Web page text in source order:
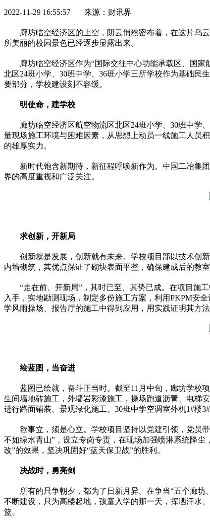
2022-11-29 16:55:57 来源：财讯界
廊坊临空经济区的上空，阴云悄然密布着，在这片乌
所美丽的校园景色已经逐步显露出来。
廊坊临空经济区作为“国际交往中心功能承载区、 国家
北区24班小学、30班中学、36班小学三所学校作为基础民
要部分，学校建设刻不容缓。
明使命，建学校
廊坊临空经济区航空物流区北区24班小学、30班中学
量现场施工环境与困难因素，从思想上动员一线施工人员
的雄厚实力。
新时代饱含新期待，新征程呼唤新作为。中国二冶集
界的高度重视和广泛关注。
求创新，开新局
创新就是发展，创新就有未来。学校项目部以技术创
内墙砌筑，其优点保证了砌块表面平整，确保建成后的教
“走在前、开新局”，其时已至、其势已成。在项目施
入手，实地勘测现场，制定多份施工方案，利用PKPM安
学风雨操场、报告厅的施工中得到应用，用实践证明其方
绘蓝图，当奋进
蓝图已绘就，奋斗正当时。截至11月中旬，廊坊学校
生间墙地砖施工，外墙岩彩漆施工，操场跑道沥青、电梯
进行路面铺装、景观绿化施工。30班中学空调室外机1#楼
欲事立，须是心立。学校项目坚持以党建引领，党员
不如绿水青山”，设立专岗专责，在现场加强喷淋系统降
改”的效果，坚决巩固好“蓝天保卫战”的胜利。
决战时，勇亮剑
所有的只争朝夕，都为了日新月异。在争当“五个廊坊
不断建设，只为高楼起地，孩童入学的那一天，挥洒汗水
篮。